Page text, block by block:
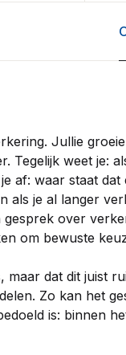
Jullie
Tegelijk weet je:
af: waar staat
als je al langer
over
om bewuste
maar dat dit juist
Zo kan het
is: binnen